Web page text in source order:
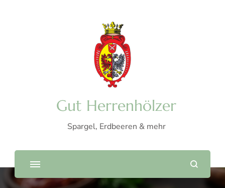
Gut Herrenhölzer
Spargel, Erdbeeren & mehr